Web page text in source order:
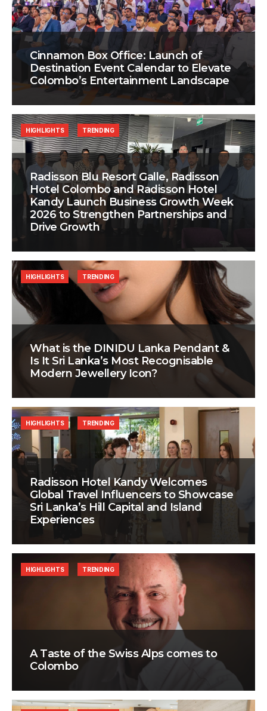
Cinnamon Box Office: Launch of
Destination Event Calendar to Elevate
Colombo’s Entertainment Landscape
Radisson Blu Resort Galle, Radisson
Hotel Colombo and Radisson Hotel
Kandy Launch Business Growth Week
2026 to Strengthen Partnerships and
Drive Growth
HIGHLIGHTS TRENDING
What is the DINIDU Lanka Pendant &
Is It Sri Lanka’s Most Recognisable
Modern Jewellery Icon?
HIGHLIGHTS TRENDING
Radisson Hotel Kandy Welcomes
Global Travel Influencers to Showcase
Sri Lanka’s Hill Capital and Island
Experiences
HIGHLIGHTS TRENDING
A Taste of the Swiss Alps comes to
Colombo
HIGHLIGHTS TRENDING